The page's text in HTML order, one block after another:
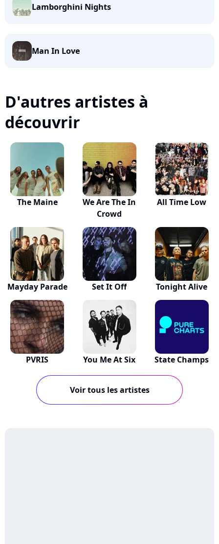
Lamborghini Nights
Man In Love
D'autres artistes à
découvrir
The Maine
We Are The In
Crowd
All Time Low
Mayday Parade Set It Off Tonight Alive
PVRIS You Me At Six State Champs
Voir tous les artistes